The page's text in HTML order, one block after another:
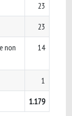
23
23
non
14
1
1.179